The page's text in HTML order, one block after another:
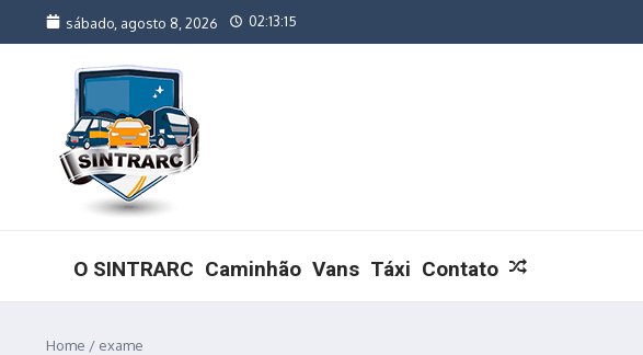
Ir para o conteúdo
sábado, agosto 8, 2026 02:13:15
O SINTRARC Caminhão Vans Táxi Contato
Home / exame